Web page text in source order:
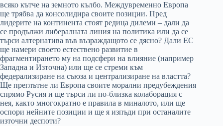
всяко кътче на земното кълбо. Междувременно Европа
ще трябва да консолидира своите позиции. Пред
лидерите на континента стоят редица дилеми – дали да
се продължи либералната линия на политика или да се
търси алтернатива във възраждащото се дясно? Дали ЕС
ще намери своето естествено развитие в
фрагментирането му на подсфери на влияние (например
Западна и Източна) или ще се стреми към
федерализиране на съюза и централизиране на властта?
Ще преглътне ли Европа своите морални предубеждения
спрямо Русия и ще търси ли по-близка колаборация с
нея, както многократно е правила в миналото, или ще
оспори нейните позиции и ще я изпъди при останалите
източни деспоти?